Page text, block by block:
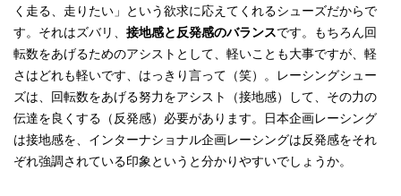
く走る、走りたい」という欲求に応えてくれるシューズだからで
す。それはズバリ、 接地感と反発感のバランスです。もちろん回
転数をあげるためのアシストとして、軽いことも大事ですが、軽
さはどれも軽いです、はっきり言って（笑）。レーシングシュー
ズは、回転数をあげる努力をアシスト（接地感）して、その力の
伝達を良くする（反発感）必要があります。日本企画レーシング
は接地感を、インターナショナル企画レーシングは反発感をそれ
ぞれ強調されている印象というと分かりやすいでしょうか。